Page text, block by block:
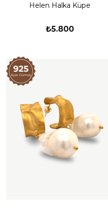
Helen Halka Küpe
₺5.800